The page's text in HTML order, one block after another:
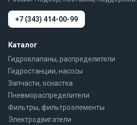
+7 (343) 414-00-99
Каталог
Гидроклапаны, распределители
Гидростанции, насосы
Запчасти, оснастка
Пневмораспределители
Фильтры, фильтроэлементы
Электродвигатели